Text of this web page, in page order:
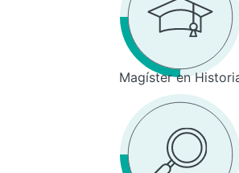
Magíster en